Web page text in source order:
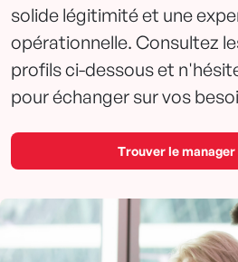
solide légitimité et une
opérationnelle. Consultez
profils ci-dessous et
pour échanger sur vos
Trouver le